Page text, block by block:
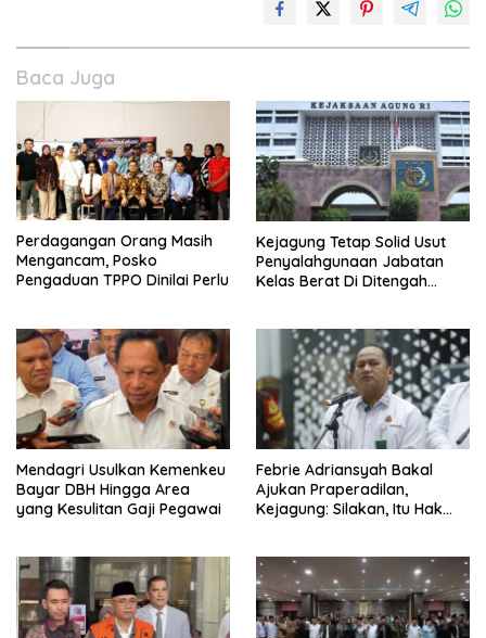
Baca Juga
Perdagangan Orang Masih
Mengancam, Posko
Pengaduan TPPO Dinilai Perlu
Kejagung Tetap Solid Usut
Penyalahgunaan Jabatan
Kelas Berat Di Ditengah
Mendagri Usulkan Kemenkeu
Bayar DBH Hingga Area
yang Kesulitan Gaji Pegawai
Febrie Adriansyah Bakal
Ajukan Praperadilan,
Kejagung: Silakan, Itu Hak